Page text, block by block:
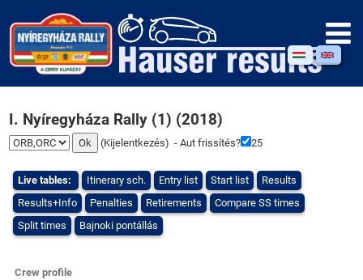
I. Nyíregyháza Rally (1) (2018)
(Kijelentkezés) - Aut frissítés? 25
Live tables: Itinerary sch. Entry list Start list
Results
Results+Info
Penalties Retirements
Compare SS times
Split times
Bajnoki pontállás
Crew profile